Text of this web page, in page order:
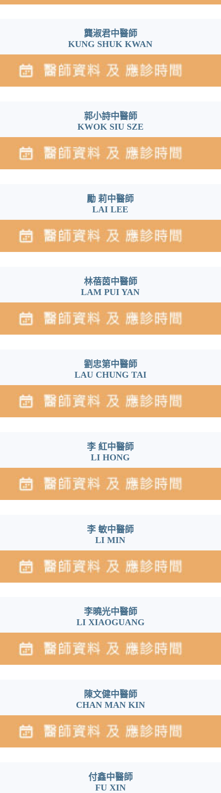
龔淑君中醫師
KUNG SHUK KWAN
郭小詩中醫師
KWOK SIU SZE
勵 莉中醫師
LAI LEE
林蓓茵中醫師
LAM PUI YAN
劉忠第中醫師
LAU CHUNG TAI
李 紅中醫師
LI HONG
李 敏中醫師
LI MIN
李曉光中醫師
LI XIAOGUANG
陳文健中醫師
CHAN MAN KIN
付鑫中醫師
FU XIN